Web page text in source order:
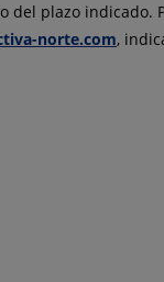
plazo
norte.com,